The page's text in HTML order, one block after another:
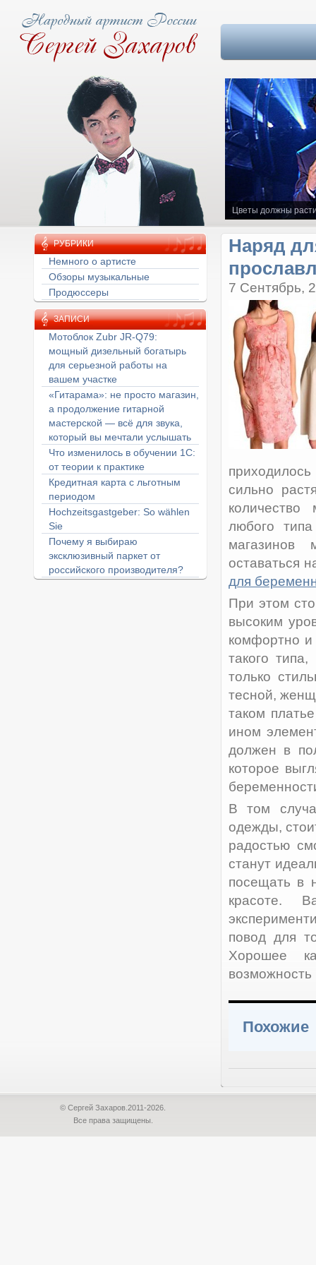
Цветы должны
РУБРИКИ
Немного о артисте
Обзоры музыкальные
Продюссеры
ЗАПИСИ
Мотоблок Zubr JR-Q79:
мощный дизельный богатырь
для серьезной работы на
вашем участке
«Гитарама»: не просто магазин,
а продолжение гитарной
мастерской — всё для звука,
который вы мечтали услышать
Что изменилось в обучении 1С:
от теории к практике
Кредитная карта с льготным
периодом
Hochzeitsgastgeber: So wählen
Sie
Почему я выбираю
эксклюзивный паркет от
российского производителя?
Наряд
7 Сентябрь,
сильно
любого
магазинов
оставаться
для
При этом
высоким
комфортно
такого
только
тесной,
таком
ином
должен в
которое
В том
одежды,
радостью
станут
посещать в
красоте.
повод для
Хорошее
возможность
Похожие
© Сергей Захаров.2011-2026.
Все права защищены.